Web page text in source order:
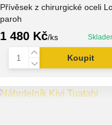
Přívěsek z chirurgické oceli
paroh
1 480 Kč/ks
Koupit